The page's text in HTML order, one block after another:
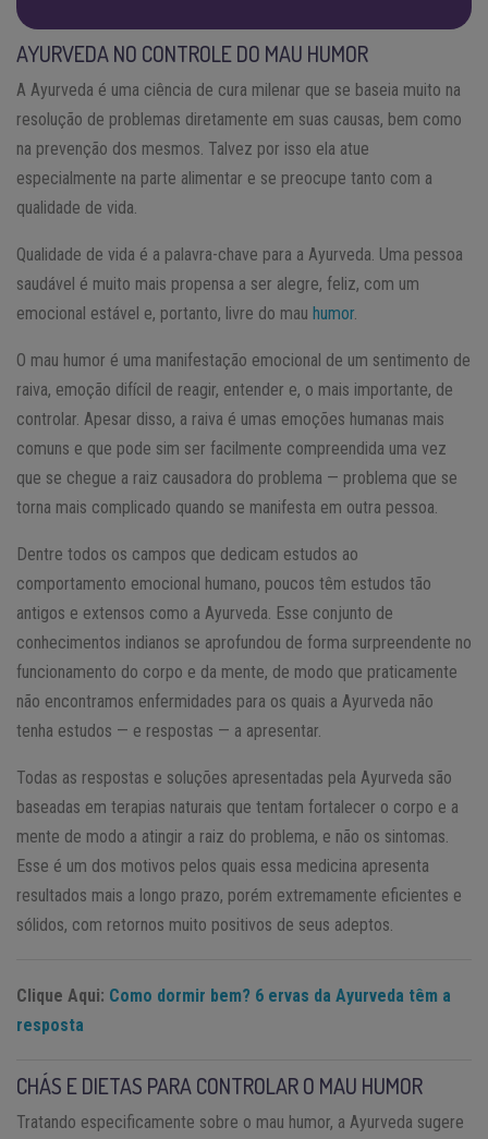
AYURVEDA NO CONTROLE DO MAU HUMOR
A Ayurveda é uma ciência de cura milenar que se baseia muito na
resolução de problemas diretamente em suas causas, bem como
na prevenção dos mesmos. Talvez por isso ela atue
especialmente na parte alimentar e se preocupe tanto com a
qualidade de vida.
Qualidade de vida é a palavra-chave para a Ayurveda. Uma pessoa
saudável é muito mais propensa a ser alegre, feliz, com um
emocional estável e, portanto, livre do mau humor.
O mau humor é uma manifestação emocional de um sentimento de
raiva, emoção difícil de reagir, entender e, o mais importante, de
controlar. Apesar disso, a raiva é umas emoções humanas mais
comuns e que pode sim ser facilmente compreendida uma vez
que se chegue a raiz causadora do problema — problema que se
torna mais complicado quando se manifesta em outra pessoa.
Dentre todos os campos que dedicam estudos ao
comportamento emocional humano, poucos têm estudos tão
antigos e extensos como a Ayurveda. Esse conjunto de
conhecimentos indianos se aprofundou de forma surpreendente no
funcionamento do corpo e da mente, de modo que praticamente
não encontramos enfermidades para os quais a Ayurveda não
tenha estudos — e respostas — a apresentar.
Todas as respostas e soluções apresentadas pela Ayurveda são
baseadas em terapias naturais que tentam fortalecer o corpo e a
mente de modo a atingir a raiz do problema, e não os sintomas.
Esse é um dos motivos pelos quais essa medicina apresenta
resultados mais a longo prazo, porém extremamente eficientes e
sólidos, com retornos muito positivos de seus adeptos.
Clique Aqui: Como dormir bem? 6 ervas da Ayurveda têm a
resposta
CHÁS E DIETAS PARA CONTROLAR O MAU HUMOR
Tratando especificamente sobre o mau humor, a Ayurveda sugere